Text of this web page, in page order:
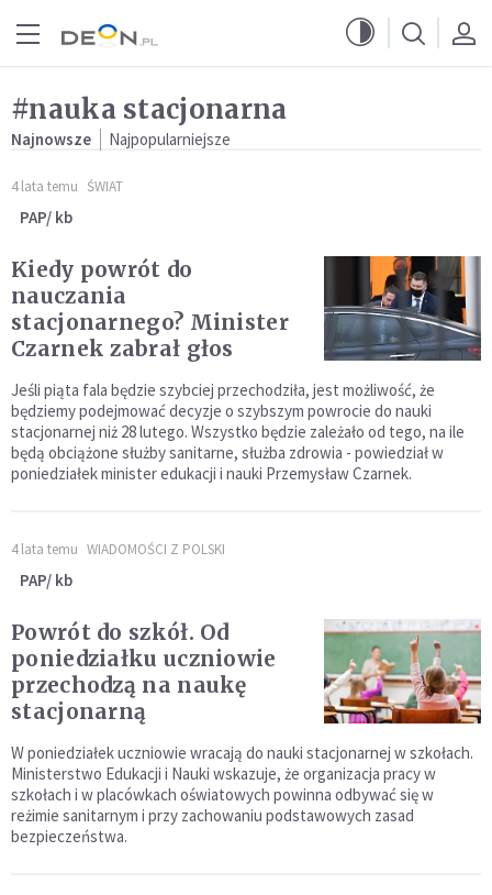
#nauka stacjonarna
Najnowsze Najpopularniejsze
4 lata temu ŚWIAT
PAP/ kb
Kiedy powrót do
nauczania
stacjonarnego? Minister
Czarnek zabrał głos
Jeśli piąta fala będzie szybciej przechodziła, jest możliwość, że
będziemy podejmować decyzje o szybszym powrocie do nauki
stacjonarnej niż 28 lutego. Wszystko będzie zależało od tego, na ile
będą obciążone służby sanitarne, służba zdrowia - powiedział w
poniedziałek minister edukacji i nauki Przemysław Czarnek.
4 lata temu WIADOMOŚCI Z POLSKI
PAP/ kb
Powrót do szkół. Od
poniedziałku uczniowie
przechodzą na naukę
stacjonarną
W poniedziałek uczniowie wracają do nauki stacjonarnej w szkołach.
Ministerstwo Edukacji i Nauki wskazuje, że organizacja pracy w
szkołach i w placówkach oświatowych powinna odbywać się w
reżimie sanitarnym i przy zachowaniu podstawowych zasad
bezpieczeństwa.